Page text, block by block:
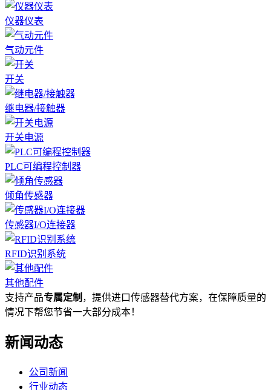
仪器仪表
气动元件
开关
继电器/接触器
开关电源
PLC可编程控制器
倾角传感器
传感器I/O连接器
RFID识别系统
其他配件
支持产品专属定制 ，提供进口传感器替代方案，在保障质量的
情况下帮您节省一大部分成本！
新闻动态
公司新闻
行业动态